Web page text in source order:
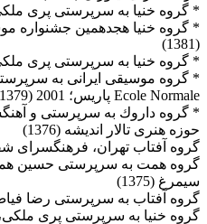
‌* گروه خنیا به سرپرستی پری ملكی،
‌* گروه خنیا هجدهمین جشنواره
(1381‌)
‌* گروه خنیا به سرپرستی پری ملكی،
Ecole Normale ‌پاریس؛ 2001 (1379‌)
‌* گروه داروك به سرپرستی و
حوزه هنری ‌تالار ‌اندیشه‌ (1376‌)
‌گروه آفتاب تهران، فرهنگسرای
‌گروه همت به سرپرستی حسین
سیمرغ (1375‌)
‌گروه آفتاب به سرپرستی رضا فیاض
گروه خنیا به سرپرستی پری ملكی،